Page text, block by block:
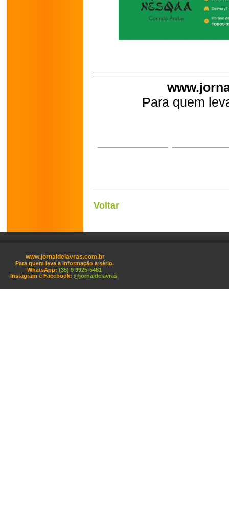
Para quem
Voltar
www.jornaldelavras.com.br
Para quem leva a informação a sério.
WhatsApp: (35) 9 9925-5481
Instagram e Facebook: @jornaldelavras